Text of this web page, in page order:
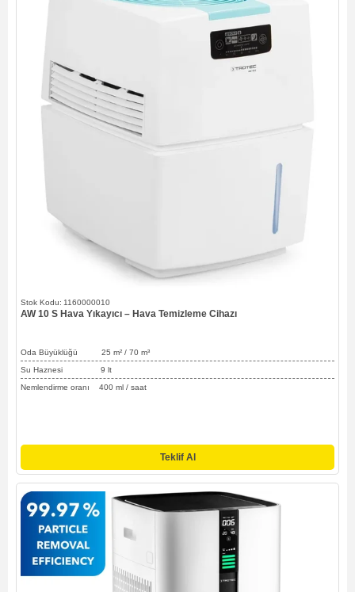
1160000010
AW 10 S Hava Yıkayıcı – Hava Temizleme Cihazı
Oda Büyüklüğü 25 m² / 70 m³
Su Haznesi 9 lt
Nemlendirme oranı 400 ml / saat
Teklif Al